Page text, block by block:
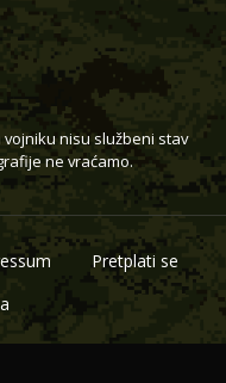
nisu službeni stav
ne vraćamo.
Pretplati se